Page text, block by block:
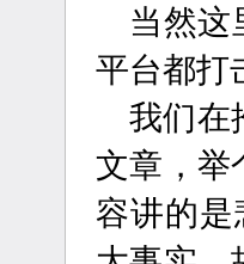
当然这
平台都打
我们在
文章，举
容讲的